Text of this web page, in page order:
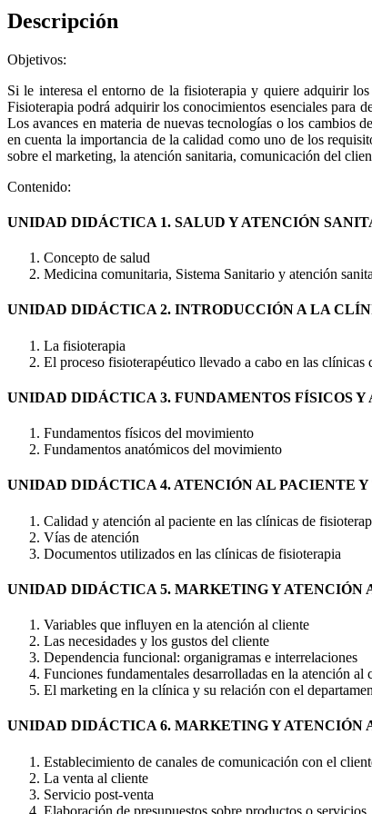
Descripción
Objetivos:
Si le interesa el entorno de la fisioterapia y quiere adquirir
Fisioterapia podrá adquirir los conocimientos esenciales para
Los avances en materia de nuevas tecnologías o los cambios
en cuenta la importancia de la calidad como uno de los
sobre el marketing, la atención sanitaria, comunicación del
Contenido:
UNIDAD DIDÁCTICA 1. SALUD Y ATENCIÓN
Concepto de salud
Medicina comunitaria, Sistema Sanitario y atención
UNIDAD DIDÁCTICA 2. INTRODUCCIÓN A LA
La fisioterapia
El proceso fisioterapéutico llevado a cabo en las clínicas
UNIDAD DIDÁCTICA 3. FUNDAMENTOS FÍSICOS
Fundamentos físicos del movimiento
Fundamentos anatómicos del movimiento
UNIDAD DIDÁCTICA 4. ATENCIÓN AL PACIENTE
Calidad y atención al paciente en las clínicas de
Vías de atención
Documentos utilizados en las clínicas de fisioterapia
UNIDAD DIDÁCTICA 5. MARKETING Y
Variables que influyen en la atención al cliente
Las necesidades y los gustos del cliente
Dependencia funcional: organigramas e interrelaciones
Funciones fundamentales desarrolladas en la atención al
El marketing en la clínica y su relación con el
UNIDAD DIDÁCTICA 6. MARKETING Y
Establecimiento de canales de comunicación con el
La venta al cliente
Servicio post-venta
Elaboración de presupuestos sobre productos o servicios